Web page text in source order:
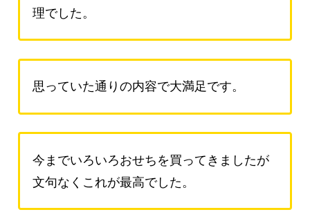
理でした。
思っていた通りの内容で大満足です。
今までいろいろおせちを買ってきましたが
文句なくこれが最高でした。